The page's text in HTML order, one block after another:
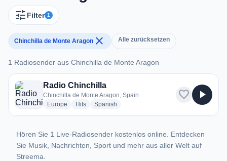
tune Filter 1
Chinchilla de Monte Aragon close Alle zurücksetzen
1 Radiosender aus Chinchilla de Monte Aragon
1 Radiosender aus Chinchilla de Monte Aragon
Radio Chinchilla
Chinchilla de Monte Aragon, Spain
Europe radio stations
Hitsradio stations
Spanish
favorite play_arrow
Hören Sie 1 Live-Radiosender kostenlos online. Entdecken
Sie Musik, Nachrichten, Sport und mehr aus aller Welt auf
Streema.